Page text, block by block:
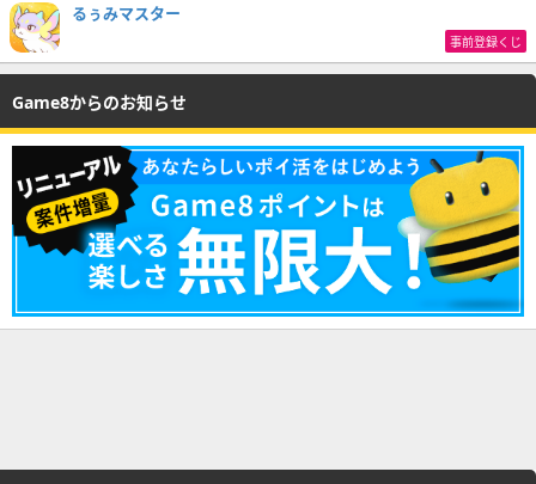
るぅみマスター
事前登録くじ
Game8からのお知らせ